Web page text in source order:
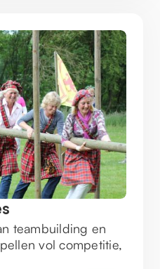
teambuilding en
vol competitie,